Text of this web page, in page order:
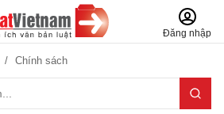
Đăng nhập
Chính sách